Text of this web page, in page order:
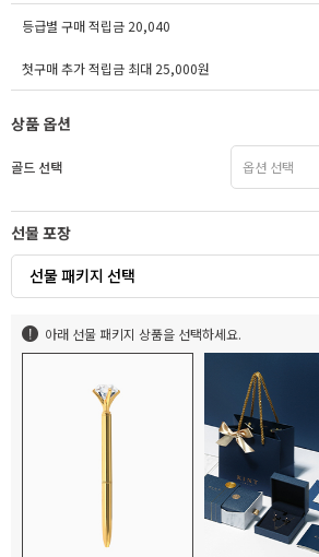
등급별 구매 적립금 20,040
첫구매 추가 적립금 최대 25,000원
상품 옵션
골드 선택
선물 포장
선물 패키지 선택
아래 선물 패키지 상품을 선택하세요.